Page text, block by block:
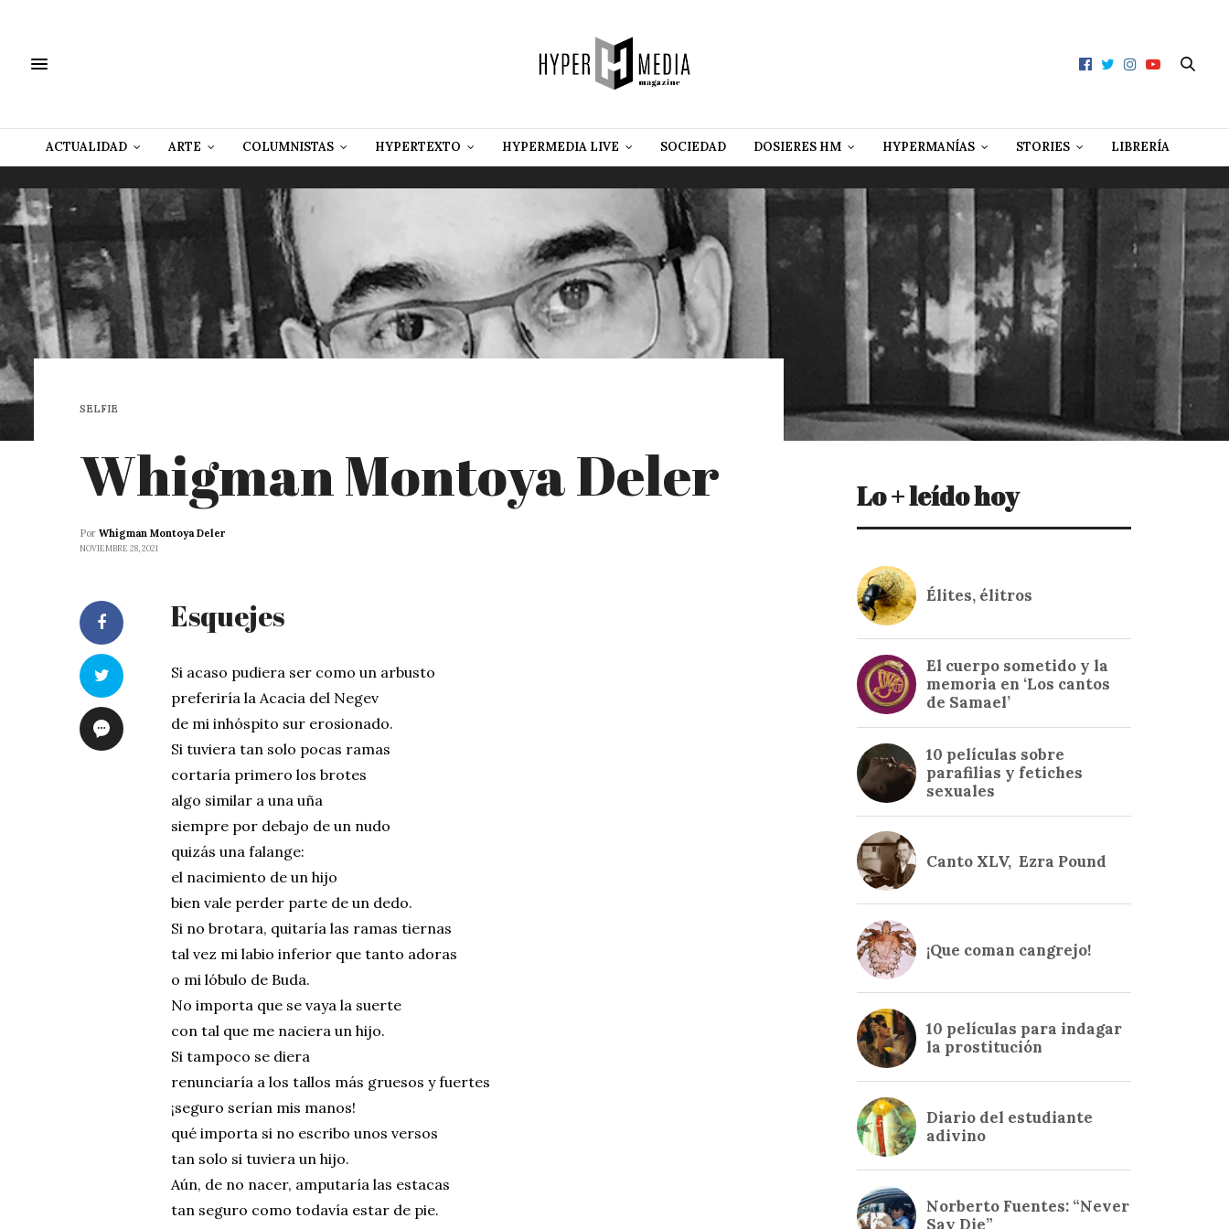
ACTUALIDAD ARTE COLUMNISTAS HYPERTEXTO HYPERMEDIA LIVE SOCIEDAD DOSIERES HM HYPERMANÍAS STORIES LIBRERÍA
SELFIE
Whigman Montoya Deler
Por Whigman Montoya Deler
NOVIEMBRE 28, 2021
Esquejes
Si acaso pudiera ser como un arbusto
preferiría la Acacia del Negev
de mi inhóspito sur erosionado.
Si tuviera tan solo pocas ramas
cortaría primero los brotes
algo similar a una uña
siempre por debajo de un nudo
quizás una falange:
el nacimiento de un hijo
bien vale perder parte de un dedo.
Si no brotara, quitaría las ramas tiernas
tal vez mi labio inferior que tanto adoras
o mi lóbulo de Buda.
No importa que se vaya la suerte
con tal que me naciera un hijo.
Si tampoco se diera
renunciaría a los tallos más gruesos y fuertes
¡seguro serían mis manos!
qué importa si no escribo unos versos
tan solo si tuviera un hijo.
Aún, de no nacer, amputaría las estacas
tan seguro como todavía estar de pie.
Lo + leído hoy